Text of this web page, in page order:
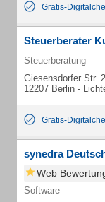
Gratis-
Steuerberater
Steuerberatung
Giesensdorfer Str.
12207 Berlin -
Gratis-
synedra
Web
Software